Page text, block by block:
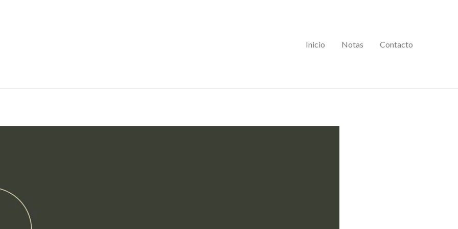
Inicio Notas Contacto